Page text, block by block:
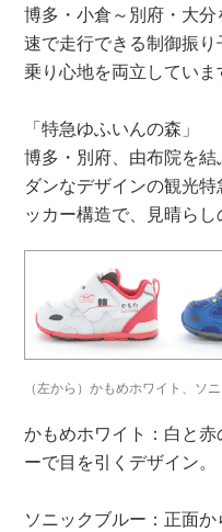
博多・小倉～別府・大
速で走行できる制御振
乗り心地を両立していま
「特急ゆふいんの森」
博多・別府、由布院を
ダンなデザインの観光
ッカー構造で、見晴らし
（左から）かもめホワイト、ソ
かもめホワイト：白と
ーで目を引くデザイン。
ソニックブルー：正面